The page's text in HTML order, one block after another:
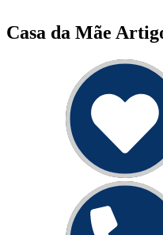
Casa da Mãe